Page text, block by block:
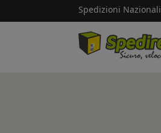
Spedizioni Nazionali